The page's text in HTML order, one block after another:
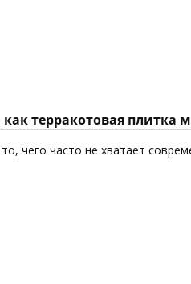
терракотовая плитка
чего часто не хватает